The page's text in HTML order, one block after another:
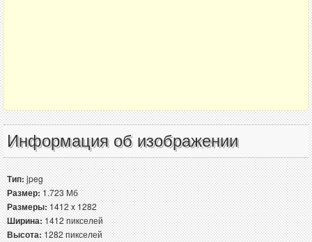
Информация об изображении
Тип:jpeg
Размер:1.723 Мб
Размеры:1412 x 1282
Ширина:1412 пикселей
Высота:1282 пикселей